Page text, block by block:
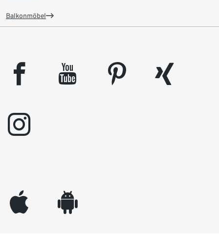
Balkonmöbel
facebook youtube pinterest
xing
instagram
appleinc android